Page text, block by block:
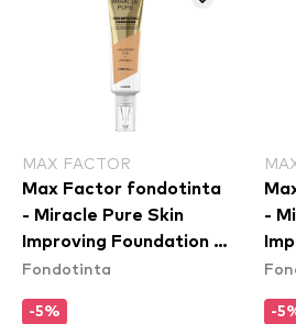
MAX FACTOR
Max Factor fondotinta
- Miracle Pure Skin
Improving Foundation -
55 Beige
Fondotinta
-5%
-
50
-